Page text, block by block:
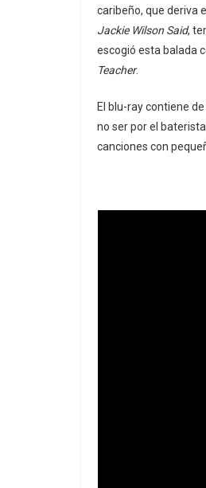
caribeño, que deriva
Jackie Wilson Said,
escogió esta balada
Teacher.
El blu-ray contiene
no ser por el
canciones con